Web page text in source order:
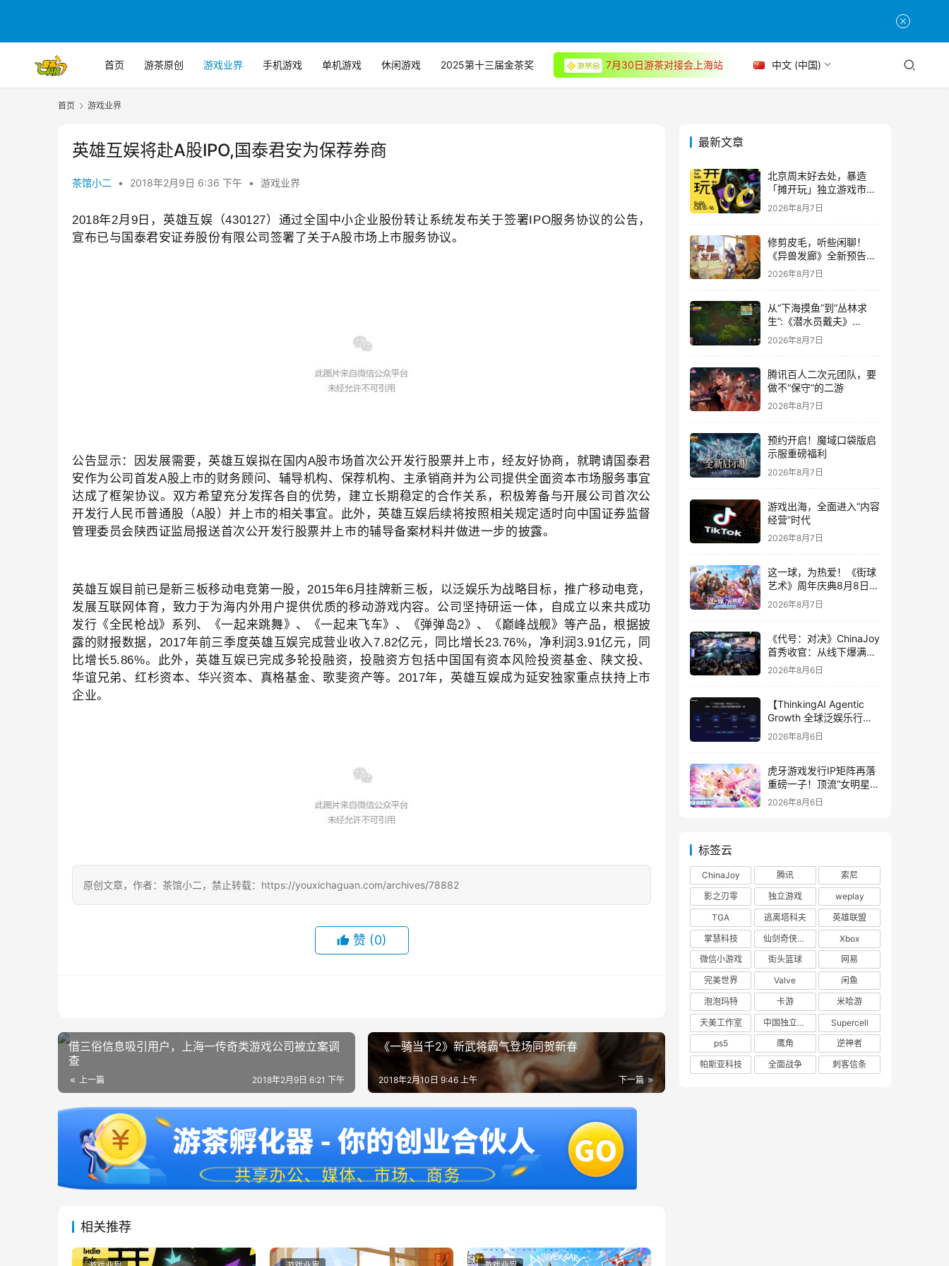
首页 游茶原创 游戏业界 手机游戏 单机游戏 休闲游戏 2025第十三届金茶奖 7月30日游茶对接会上海站 中文 (中国)
首页 游戏业界
英雄互娱将赴A股IPO,国泰君安为保荐券商
茶馆小二 • 2018年2月9日 6:36 下午 • 游戏业界
2018年2月9日，英雄互娱（430127）通过全国中小企业股份转让系统发布关于签署IPO服务协议的公告，
宣布已与国泰君安证券股份有限公司签署了关于A股市场上市服务协议。
公告显示：因发展需要，英雄互娱拟在国内A股市场首次公开发行股票并上市，经友好协商，就聘请国泰君
安作为公司首发A股上市的财务顾问、辅导机构、保荐机构、主承销商并为公司提供全面资本市场服务事宜
达成了框架协议。双方希望充分发挥各自的优势，建立长期稳定的合作关系，积极筹备与开展公司首次公
开发行人民币普通股（A股）并上市的相关事宜。此外，英雄互娱后续将按照相关规定适时向中国证券监督
管理委员会陕西证监局报送首次公开发行股票并上市的辅导备案材料并做进一步的披露。
英雄互娱目前已是新三板移动电竞第一股，2015年6月挂牌新三板，以泛娱乐为战略目标，推广移动电竞，
发展互联网体育，致力于为海内外用户提供优质的移动游戏内容。公司坚持研运一体，自成立以来共成功
发行《全民枪战》系列、《一起来跳舞》、《一起来飞车》、《弹弹岛2》、《巅峰战舰》等产品，根据披
露的财报数据，2017年前三季度英雄互娱完成营业收入7.82亿元，同比增长23.76%，净利润3.91亿元，同
比增长5.86%。此外，英雄互娱已完成多轮投融资，投融资方包括中国国有资本风险投资基金、陕文投、
华谊兄弟、红杉资本、华兴资本、真格基金、歌斐资产等。2017年，英雄互娱成为延安独家重点扶持上市
企业。
原创文章，作者：茶馆小二，禁止转载：https://youxichaguan.com/archives/78882
赞 (0)
借三俗信息吸引用户，上海一传奇类游戏公司被立案调
查
上一篇 2018年2月9日 6:21 下午
《一骑当千2》新武将霸气登场同贺新春
下一篇
2018年2月10日 9:46 上午
相关推荐
最新文章
北京周末好去处，暴造
「摊开玩」独立游戏市集
正式开票！
2026年8月7日
修剪皮毛，听些闲聊！
《异兽发廊》全新预告与
Steam免费试玩公开
2026年8月7日
从“下海摸鱼”到“丛林求
生”:《潜水员戴夫》
DLC《丛林》移动端定档
8月14日
2026年8月7日
腾讯百人二次元团队，要
做不“保守”的二游
2026年8月7日
预约开启！魔域口袋版启
示服重磅福利
2026年8月7日
游戏出海，全面进入“内容
经营”时代
2026年8月7日
这一球，为热爱！《街球
艺术》周年庆典8月8日正
式上线，多重福利与全新
内容同步开启
2026年8月7日
《代号：对决》ChinaJoy
首秀收官：从线下爆满看
见玩家的真实期待
2026年8月6日
【ThinkingAI Agentic
Growth 全球泛娱乐行业
峰会】Agent 时代，人到
底负责什么
2026年8月6日
虎牙游戏发行IP矩阵再落
重磅一子！顶流“女明星”
ZANMANG LOOPY 正版
2026年8月6日
标签云
ChinaJoy 腾讯
索尼
影之刃零
独立游戏
weplay
TGA
逃离塔科夫
英雄联盟
掌慧科技
仙剑奇侠传四
Xbox
微信小游戏
街头篮球
网易
完美世界
Valve
闲鱼
泡泡玛特
卡游
米哈游
天美工作室
中国独立游戏联盟
Supercell
ps5
鹰角
逆神者
帕斯亚科技
全面战争 刺客信条